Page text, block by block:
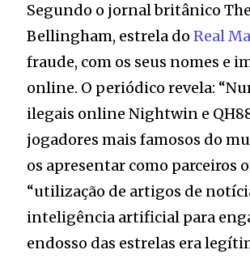
Segundo o jornal britânico
Bellingham, estrela doReal
fraude, com os seus nomes e
online. O periódico revela:
ilegais online Nightwin e
jogadores mais famosos do
os apresentar como parceiros
“utilização de artigos de
inteligência artificial para
endosso das estrelas era